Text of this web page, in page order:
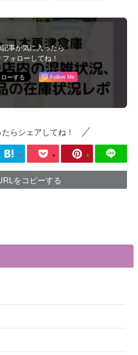
記事が気に入ったら
フォローしてね！
Follow Me
たらシェアしてね！
をコピーする